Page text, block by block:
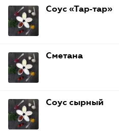
Соус «Тар‑тар»
Сметана
Соус сырный